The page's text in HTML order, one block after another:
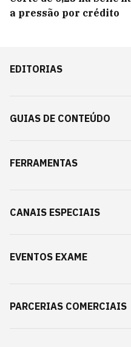
a pressão por crédito
EDITORIAS
GUIAS DE CONTEÚDO
FERRAMENTAS
CANAIS ESPECIAIS
EVENTOS EXAME
PARCERIAS COMERCIAIS